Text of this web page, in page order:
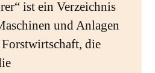
ist ein Verzeichnis
und Anlagen
die